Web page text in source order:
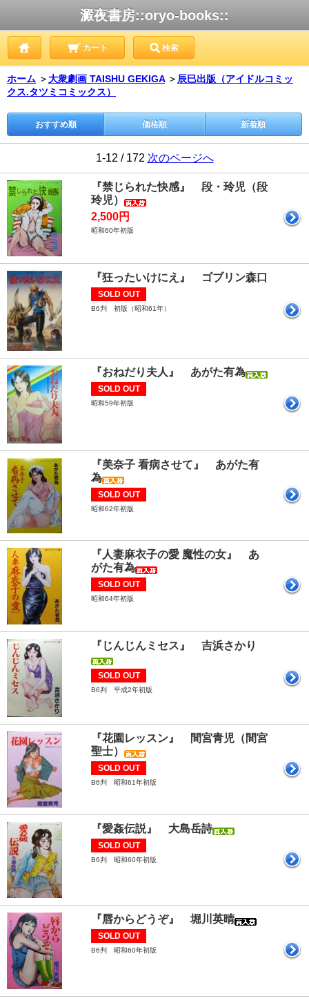
澱夜書房::oryo-books::
カート 検索
ホーム ＞大衆劇画 TAISHU GEKIGA ＞ 辰巳出版（アイドルコミッ
クス.タツミコミックス）
おすすめ順 価格順 新着順
1-12 / 172 次のページへ
『禁じられた快感』 段・玲児（段
玲児）
2,500円
昭和60年初版
『狂ったいけにえ』 ゴブリン森口
SOLD OUT
B6判 初版（昭和61年）
『おねだり夫人』 あがた有為
SOLD OUT
昭和59年初版
『美奈子 看病させて』 あがた有
為
SOLD OUT
昭和62年初版
『人妻麻衣子の愛 魔性の女』 あ
がた有為
SOLD OUT
昭和64年初版
『じんじんミセス』 吉浜さかり
SOLD OUT
B6判 平成2年初版
『花園レッスン』 間宮青児（間宮
聖士）
SOLD OUT
B6判 昭和61年初版
『愛姦伝説』 大島岳詩
SOLD OUT
B6判 昭和60年初版
『唇からどうぞ』 堀川英晴
SOLD OUT
B6判 昭和60年初版